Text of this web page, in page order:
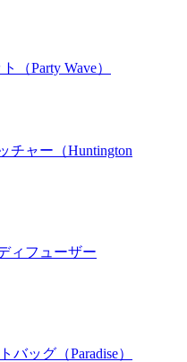
（Party Wave）
チャー（Huntington
ィフューザー
バッグ（Paradise）